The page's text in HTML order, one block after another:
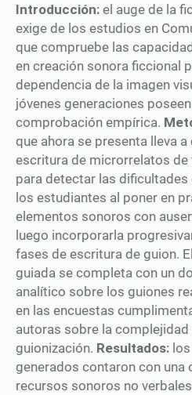
Introducción: el auge de la
exige de los estudios en
que compruebe las
en creación sonora ficcional
dependencia de la imagen
jóvenes generaciones poseen
comprobación empírica.
que ahora se presenta lleva
escritura de microrrelatos de
para detectar las
los estudiantes al poner en
elementos sonoros con
luego incorporarla
fases de escritura de guion.
guiada se completa con un
analítico sobre los guiones
en las encuestas
autoras sobre la
guionización. Resultados:
generados contaron con una
recursos sonoros no